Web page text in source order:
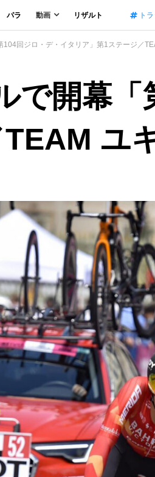
パラ 動画 リザルト ト
104回ジロ・デ・イタリア」第1ステージ／
で開幕「
TEAM